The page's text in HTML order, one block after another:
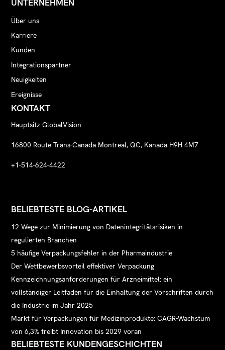
Über uns
Karriere
Kunden
Integrationspartner
Neuigkeiten
Ereignisse
KONTAKT
Hauptsitz GlobalVision
16800 Route Trans-Canada Montreal, QC, Kanada H9H 4M7
+1-514-624-4422
BELIEBTESTE BLOG-ARTIKEL
12 Wege zur Minimierung von Datenintegritätsrisiken in
regulierten Branchen
5 häufige Verpackungsfehler in der Pharmaindustrie
Der Wettbewerbsvorteil effektiver Verpackung
Kennzeichnungsanforderungen für Arzneimittel: ein
vollständiger Leitfaden für die Einhaltung der Vorschriften durch
die Industrie im Jahr 2025
Markt für Verpackungen für Medizinprodukte: CAGR-Wachstum
von 6,3% treibt Innovation bis 2029 voran
BELIEBTESTE KUNDENGESCHICHTEN